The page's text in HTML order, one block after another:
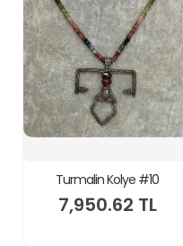
Turmalin Kolye #10
7,950.62 TL